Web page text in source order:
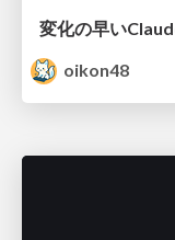
変化の早い
oikon48